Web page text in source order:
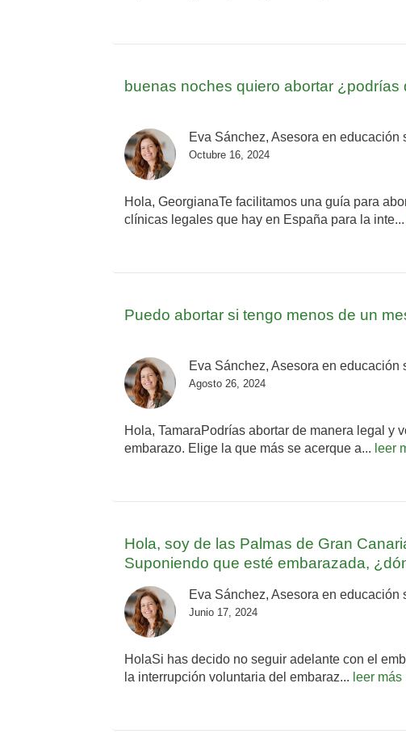
buenas noches quiero abortar
Eva Sánchez, Asesora en
Octubre 16, 2024
Hola, GeorgianaTe facilitamos una guía para
clínicas legales que hay en España para la inte...
Puedo abortar si tengo menos de un
Eva Sánchez, Asesora en
Agosto 26, 2024
Hola, TamaraPodrías abortar de manera legal y
embarazo. Elige la que más se acerque a... leer
Hola, soy de las Palmas de Gran
Suponiendo que esté embarazada,
Eva Sánchez, Asesora en
Junio 17, 2024
HolaSi has decido no seguir adelante con el
la interrupción voluntaria del embaraz... leer más